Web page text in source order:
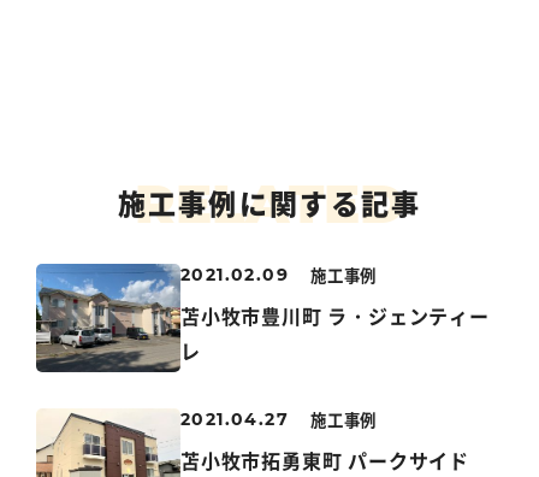
RELATED
施工事例に関する記事
2021.02.09 施工事例
苫小牧市豊川町 ラ・ジェンティー
レ
2021.04.27 施工事例
苫小牧市拓勇東町 パークサイド